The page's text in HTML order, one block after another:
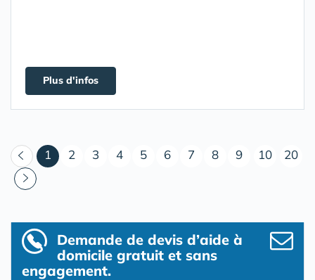
Plus d'infos
1 (courant)
2 3 4 5 6 7 8 9 10 20
Demande de devis d’aide à
domicile gratuit et sans
engagement.